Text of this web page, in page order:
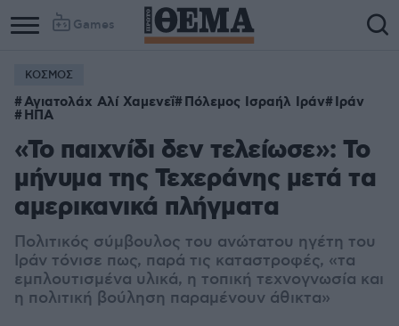
Games
ΚΟΣΜΟΣ
Αγιατολάχ Αλί Χαμενεΐ Πόλεμος Ισραήλ Ιράν Ιράν
ΗΠΑ
«Το παιχνίδι δεν τελείωσε»: Το
μήνυμα της Τεχεράνης μετά τα
αμερικανικά πλήγματα
Πολιτικός σύμβουλος του ανώτατου ηγέτη του
Ιράν τόνισε πως, παρά τις καταστροφές, «τα
εμπλουτισμένα υλικά, η τοπική τεχνογνωσία και
η πολιτική βούληση παραμένουν άθικτα»